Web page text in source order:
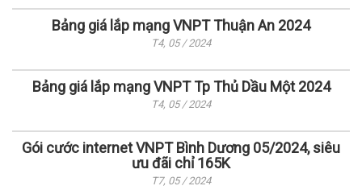
Bảng giá lắp mạng VNPT Thuận An 2024
T4, 05 / 2024
Bảng giá lắp mạng VNPT Tp Thủ Dầu Một 2024
T4, 05 / 2024
Gói cước internet VNPT Bình Dương 05/2024, siêu
ưu đãi chỉ 165K
T7, 05 / 2024